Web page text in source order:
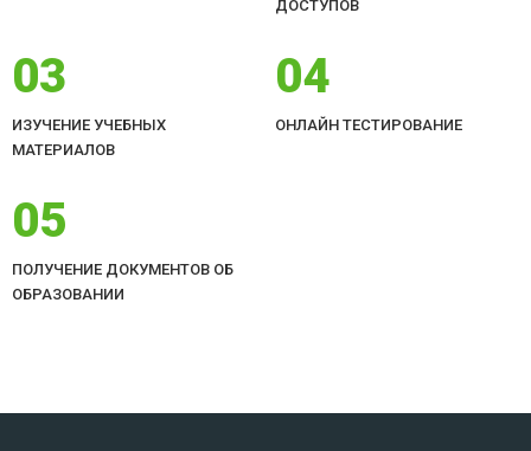
ДОСТУПОВ
03
ИЗУЧЕНИЕ УЧЕБНЫХ
МАТЕРИАЛОВ
04
ОНЛАЙН ТЕСТИРОВАНИЕ
05
ПОЛУЧЕНИЕ ДОКУМЕНТОВ ОБ
ОБРАЗОВАНИИ